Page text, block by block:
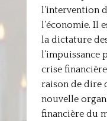
l’intervention
l’économie. Il
la dictature
l’impuissance
crise
raison de dire
nouvelle
financière du